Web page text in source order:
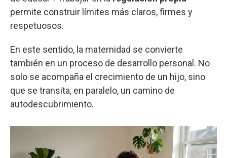
permite construir límites más claros, firmes y
respetuosos.
En este sentido, la maternidad se convierte
también en un proceso de desarrollo personal. No
solo se acompaña el crecimiento de un hijo, sino
que se transita, en paralelo, un camino de
autodescubrimiento.